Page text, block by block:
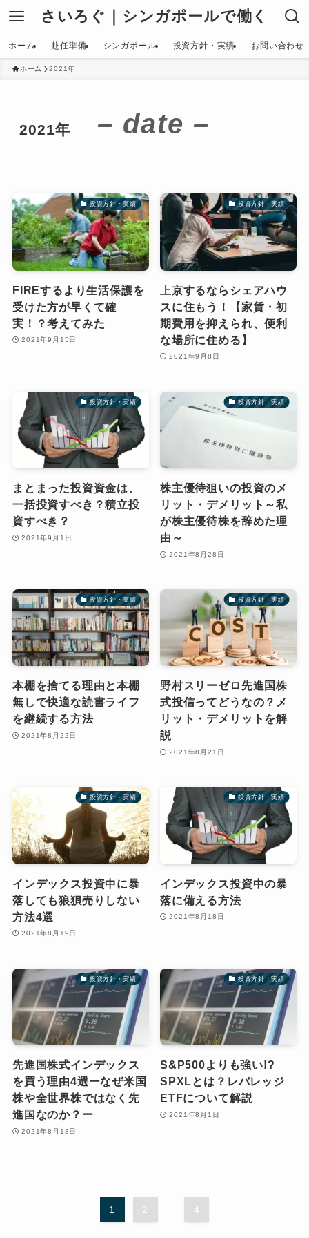
さいろぐ｜シンガポールで働く
ホーム 赴任準備 シンガポール 投資方針・実績 お問い合わせ
ホーム 2021年
2021年 – date –
投資方針・実績
FIREするより生活保護を
受けた方が早くて確
実！？考えてみた
2021年9月15日
投資方針・実績
上京するならシェアハウ
スに住もう！【家賃・初
期費用を抑えられ、便利
な場所に住める】
2021年9月8日
投資方針・実績
まとまった投資資金は、
一括投資すべき？積立投
資すべき？
2021年9月1日
投資方針・実績
株主優待狙いの投資のメ
リット・デメリット～私
が株主優待株を辞めた理
由～
2021年8月28日
投資方針・実績
本棚を捨てる理由と本棚
無しで快適な読書ライフ
を継続する方法
2021年8月22日
投資方針・実績
野村スリーゼロ先進国株
式投信ってどうなの？メ
リット・デメリットを解
説
2021年8月21日
投資方針・実績
インデックス投資中に暴
落しても狼狽売りしない
方法4選
2021年8月19日
投資方針・実績
インデックス投資中の暴
落に備える方法
2021年8月18日
投資方針・実績
先進国株式インデックス
を買う理由4選ーなぜ米国
株や全世界株ではなく先
進国なのか？ー
2021年8月18日
投資方針・実績
S&P500よりも強い!?
SPXLとは？レバレッジ
ETFについて解説
2021年8月1日
1 2 4